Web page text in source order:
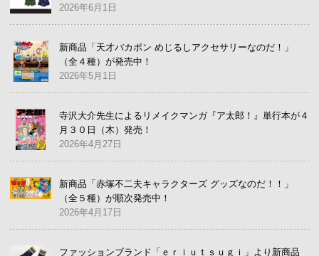
2026年6月1日
新商品「天才バカボン めじるしアクセサリーなのだ！」
（全４種）が発売中！
2026年5月1日
寺沢大介先生によるリメイクマンガ『ア太郎！』単行本が４
月３０日（木）発売！
2026年4月27日
新商品「赤塚不二夫キャラクターズ グッズなのだ！！」
（全５種）が順次発売中！
2026年4月17日
ファッションブランド「ｅｒｉｕｔｓｕｇｉ」より新商品